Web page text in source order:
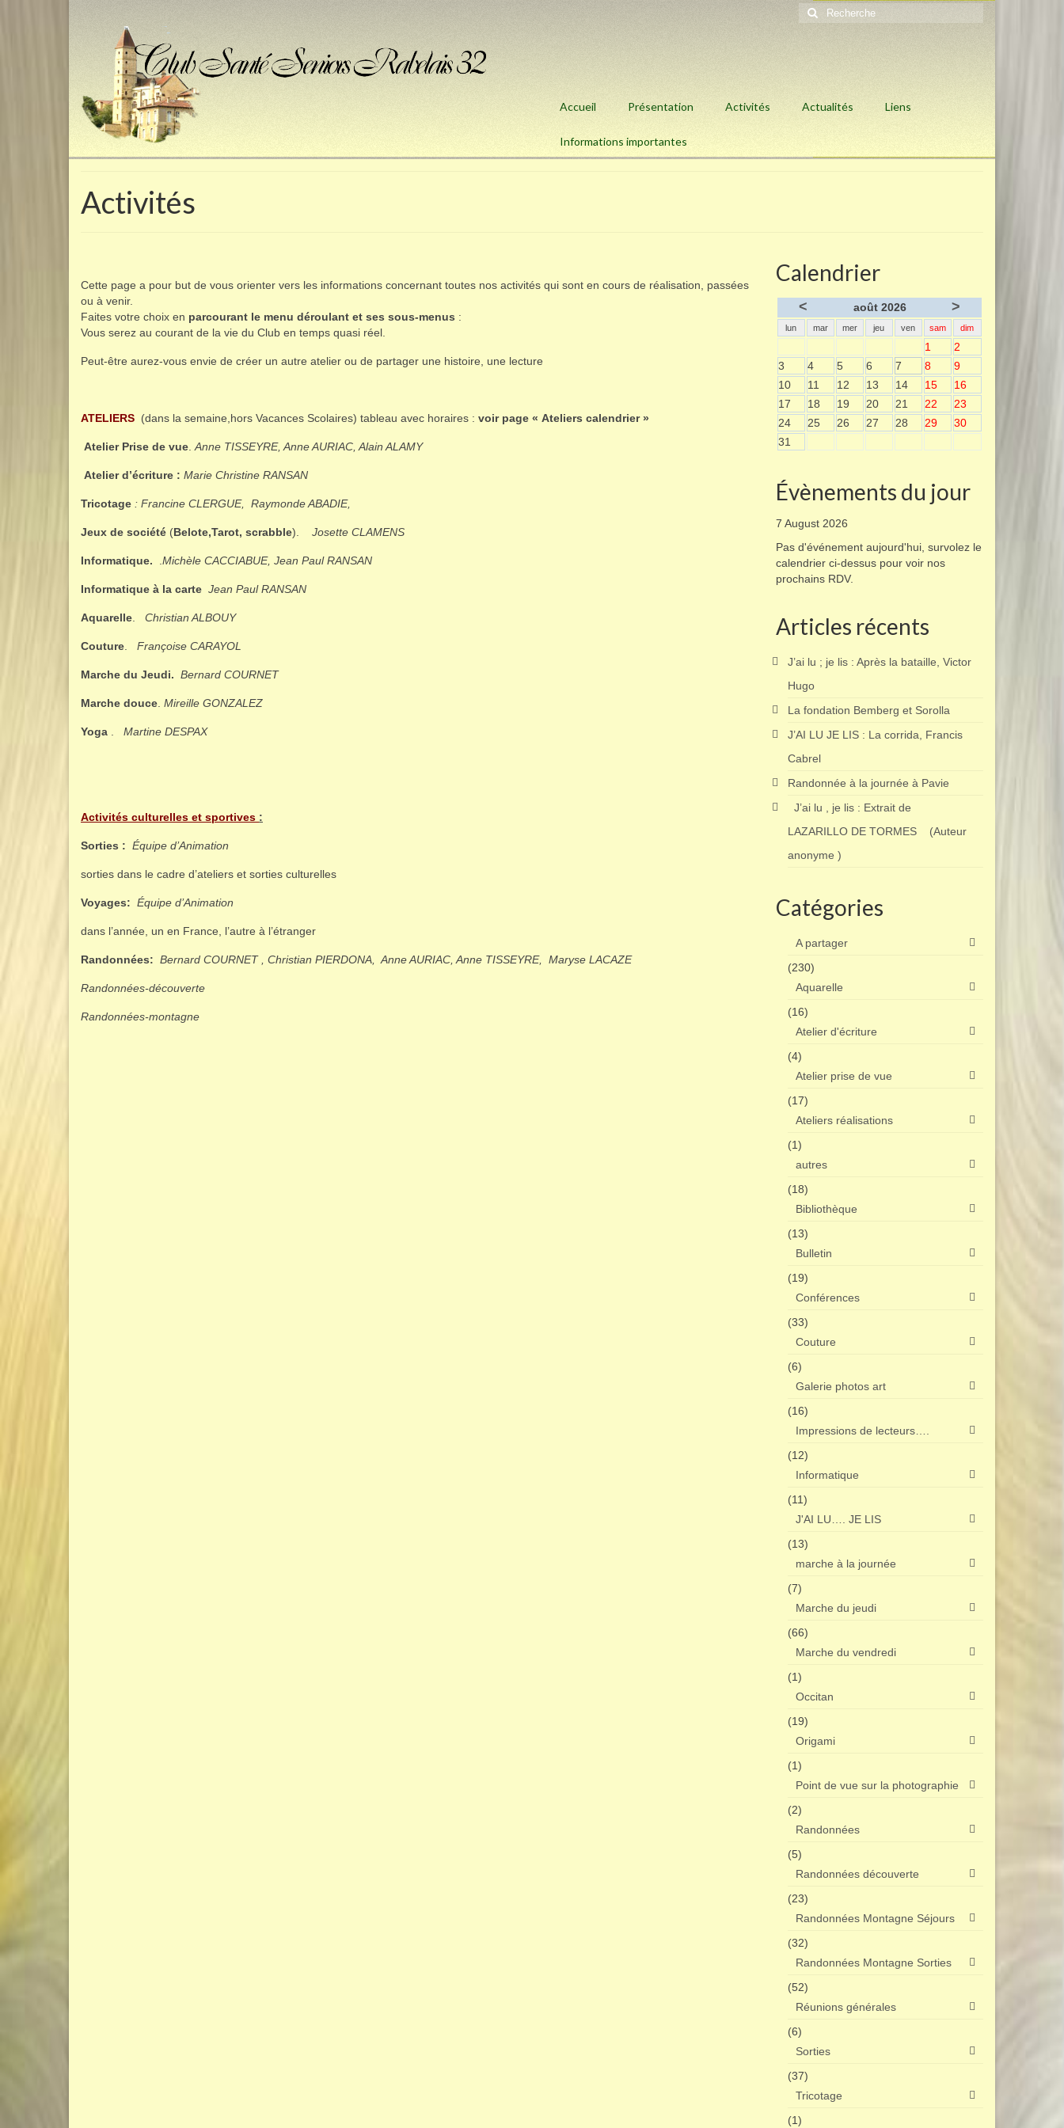
Rechercher
:
Accueil Présentation Activités Actualités Liens
Informations importantes
Activités
Cette page a pour but de vous orienter vers les informations concernant toutes nos activités qui sont en cours de réalisation, passées
ou à venir.
Faites votre choix en parcourant le menu déroulant et ses sous-menus :
Vous serez au courant de la vie du Club en temps quasi réel.
Peut-être aurez-vous envie de créer un autre atelier ou de partager une histoire, une lecture
ATELIERS (dans la semaine,hors Vacances Scolaires) tableau avec horaires : voir page « Ateliers calendrier »
Atelier Prise de vue Anne TISSEYRE, Anne AURIAC, Alain ALAMY
Atelier d’écriture : Marie Christine RANSAN
Tricotage : Francine CLERGUE, Raymonde ABADIE,
Jeux de société (Belote,Tarot, scrabble). Josette CLAMENS
Informatique. Michèle CACCIABUE, Jean Paul RANSAN
Informatique à la carte Jean Paul RANSAN
Aquarelle Christian ALBOUY
Couture Françoise CARAYOL
Marche du Jeudi. Bernard COURNET
Marche douce Mireille GONZALEZ
Yoga Martine DESPAX
Activités culturelles et sportives :
Sorties : Équipe d’Animation
sorties dans le cadre d’ateliers et sorties culturelles
Voyages: Équipe d’Animation
dans l’année, un en France, l’autre à l’étranger
Randonnées: Bernard COURNET , Christian PIERDONA, Anne AURIAC, Anne TISSEYRE, Maryse LACAZE
Randonnées-découverte
Randonnées-montagne
Calendrier
< août 2026 >
lun mar mer jeu ven sam dim
1
2
3
4 5 6 7 8
9
10
11 12 13 14 15
16
17
18 19 20 21 22
23
24
25 26 27 28 29
30
31
Évènements du jour
7 August 2026
Pas d'événement aujourd'hui, survolez le
calendrier ci-dessus pour voir nos
prochains RDV.
Articles récents
J’ai lu ; je lis : Après la bataille, Victor
Hugo
La fondation Bemberg et Sorolla
J’AI LU JE LIS : La corrida, Francis
Cabrel
Randonnée à la journée à Pavie
J’ai lu , je lis : Extrait de
LAZARILLO DE TORMES (Auteur
anonyme )
Catégories
A partager
(230)
Aquarelle
(16)
Atelier d'écriture
(4)
Atelier prise de vue
(17)
Ateliers réalisations
(1)
autres
(18)
Bibliothèque
(13)
Bulletin
(19)
Conférences
(33)
Couture
(6)
Galerie photos art
(16)
Impressions de lecteurs….
(12)
Informatique
(11)
J'AI LU…. JE LIS
(13)
marche à la journée
(7)
Marche du jeudi
(66)
Marche du vendredi
(1)
Occitan
(19)
Origami
(1)
Point de vue sur la photographie
(2)
Randonnées
(5)
Randonnées découverte
(23)
Randonnées Montagne Séjours
(32)
Randonnées Montagne Sorties
(52)
Réunions générales
(6)
Sorties
(37)
Tricotage
(1)